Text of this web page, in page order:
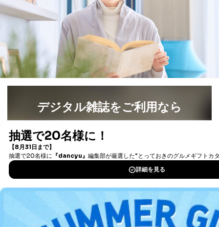
その他当社のプライバシーポリシ
ー等にて公表する利用目的達成の
ため
※上記の利用目的のうちNo.1～5については保有個人デ
ータ（開示対象個人情報）の利用目的であり、下記4.の
開示等のご請求に対応させていただきます。
なお、6、7については、パートナー（提携企業）様又は
各SNS運営会社様にご請求いただきますようお願い致し
ません。ただし、次の場合は除きます。
法令に基づく場合
人の生命､身体または財産の保護のために必要がある
場合であって、本人の同意を得ることが困難であると
き。
公衆衛生の向上または児童の健全な育成の推進のため
とが困難である場合。
国の機関もしくは地方公共団体またはその委託を受け
た者が法令の定める事務を遂行することに対して協力
デジタル雑誌をご利用なら
書籍）が無料で読み放題！
DOWNLOAD FOR IOS
DOWNLOAD FOR ANDROID